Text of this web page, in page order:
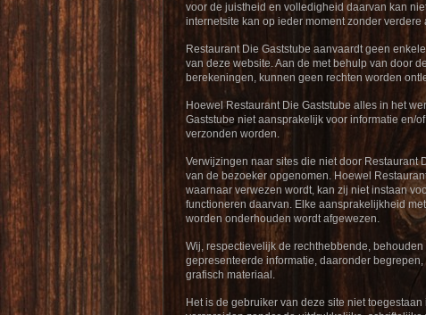
voor de juistheid en volledigheid daarvan kan
internetsite kan op ieder moment zonder
Restaurant Die Gaststube aanvaardt geen
van deze website. Aan de met behulp van door
berekeningen, kunnen geen rechten worden
Hoewel Restaurant Die Gaststube alles in het
Gaststube niet aansprakelijk voor informatie en/
verzonden worden.
Verwijzingen naar sites die niet door Restaurant
van de bezoeker opgenomen. Hoewel
waarnaar verwezen wordt, kan zij niet instaan
functioneren daarvan. Elke aansprakelijkheid
worden onderhouden wordt afgewezen.
Wij, respectievelijk de rechthebbende,
gepresenteerde informatie, daaronder
grafisch materiaal.
Het is de gebruiker van deze site niet